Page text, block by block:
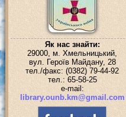
Як нас знайти:
29000, м. Хмельницький,
вул. Героїв Майдану, 28
тел./факс: (0382) 79-44-92
тел.: 65-58-25
e-mail:
library.ounb.km@gmail.com